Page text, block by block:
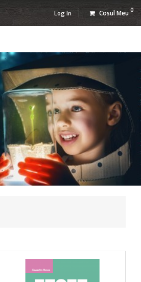
Cosul Meu 0
Log In
TESTE
PREGATITOARE
EVALUAREA